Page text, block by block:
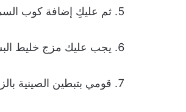
ثم عليكِ إضافة كوب
يجب عليك مزج خليط
قومي بتبطين الصينية